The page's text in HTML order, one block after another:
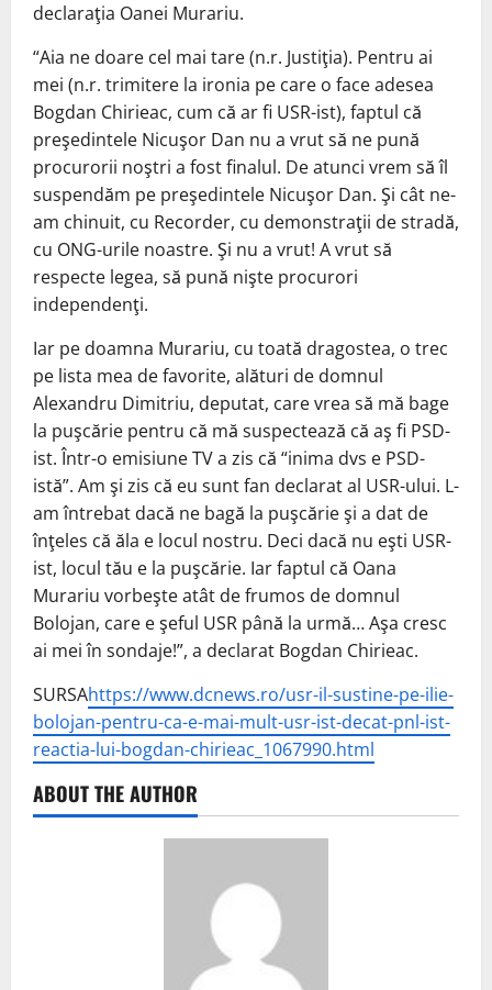
declaraţia Oanei Murariu.
“Aia ne doare cel mai tare (n.r. Justiţia). Pentru ai
mei (n.r. trimitere la ironia pe care o face adesea
Bogdan Chirieac, cum că ar fi USR-ist), faptul că
preşedintele Nicuşor Dan nu a vrut să ne pună
procurorii noştri a fost finalul. De atunci vrem să îl
suspendăm pe preşedintele Nicuşor Dan. Şi cât ne-
am chinuit, cu Recorder, cu demonstraţii de stradă,
cu ONG-urile noastre. Şi nu a vrut! A vrut să
respecte legea, să pună nişte procurori
independenţi.
Iar pe doamna Murariu, cu toată dragostea, o trec
pe lista mea de favorite, alături de domnul
Alexandru Dimitriu, deputat, care vrea să mă bage
la puşcărie pentru că mă suspectează că aş fi PSD-
ist. Într-o emisiune TV a zis că “inima dvs e PSD-
istă”. Am şi zis că eu sunt fan declarat al USR-ului. L-
am întrebat dacă ne bagă la puşcărie şi a dat de
înţeles că ăla e locul nostru. Deci dacă nu eşti USR-
ist, locul tău e la puşcărie. Iar faptul că Oana
Murariu vorbeşte atât de frumos de domnul
Bolojan, care e şeful USR până la urmă… Aşa cresc
ai mei în sondaje!”, a declarat Bogdan Chirieac.
SURSAhttps://www.dcnews.ro/usr-il-sustine-pe-ilie-
bolojan-pentru-ca-e-mai-mult-usr-ist-decat-pnl-ist-
reactia-lui-bogdan-chirieac_1067990.html
ABOUT THE AUTHOR